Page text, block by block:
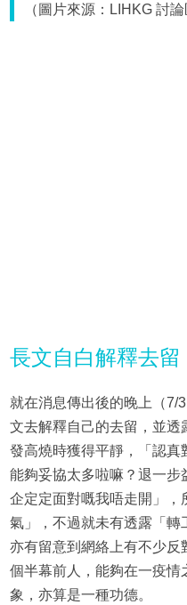
（圖片來源：LIHKG 討論
長文自白解釋去留
就在消息傳出後的晚上（7/
文去解釋自己的去留，並透
發高燒時獲得平靜，「認真
能夠妥協太多啦嘛？退一步
企定定面對嘅我唔走開」，
氣」，不過就未有透露「轉
亦有留意到網絡上有不少反
個半幕前人，能夠在一疫情
象，亦算是一種功德。